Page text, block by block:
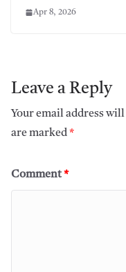
Apr 8, 2026
Leave a Reply
Your email address
are marked*
Comment*